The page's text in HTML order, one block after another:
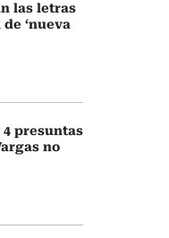
las letras
de ‘nueva
4 presuntas
no